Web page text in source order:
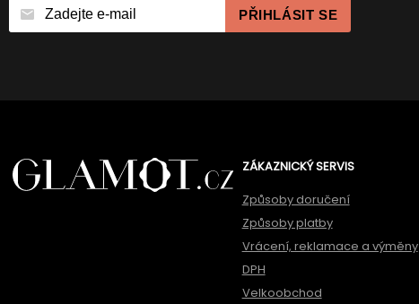
PŘIHLÁSIT SE
ZÁKAZNICKÝ SERVIS
Způsoby doručení
Způsoby platby
Vrácení, reklamace a výměny
DPH
Velkoobchod